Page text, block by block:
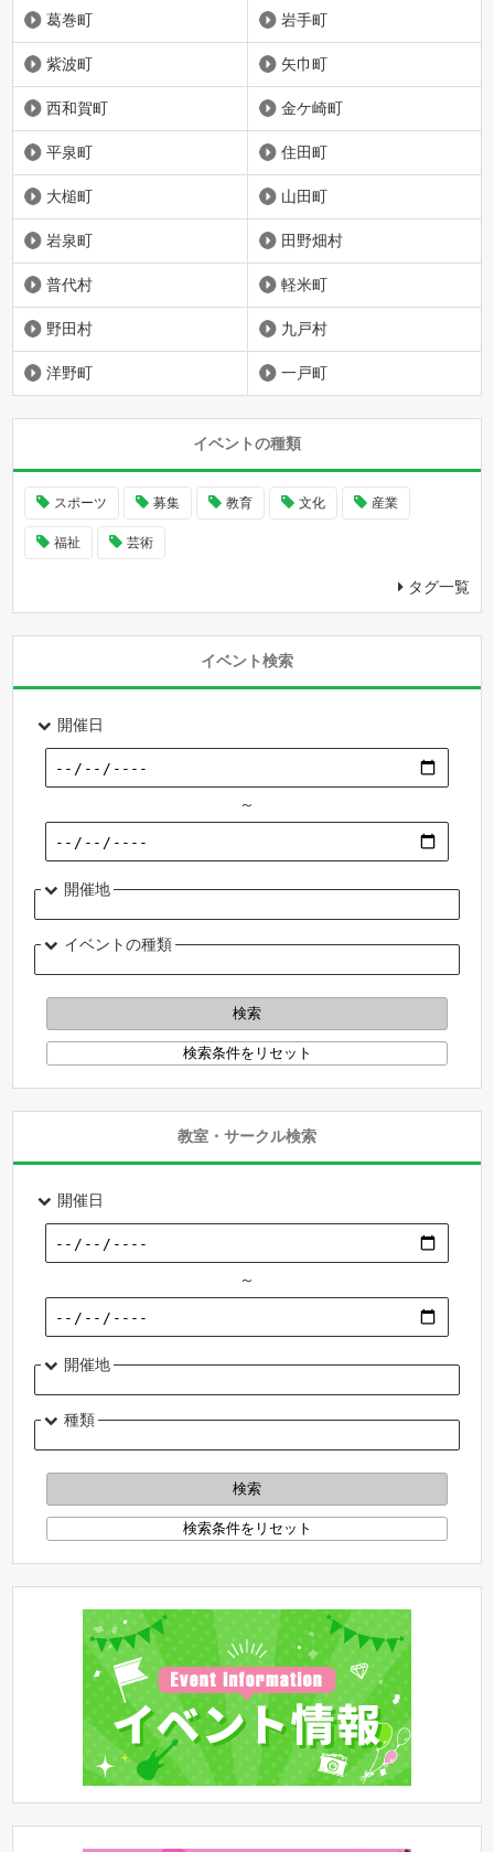
葛巻町 岩手町
紫波町 矢巾町
西和賀町 金ケ崎町
平泉町 住田町
大槌町 山田町
岩泉町 田野畑村
普代村 軽米町
野田村 九戸村
洋野町 一戸町
イベントの種類
スポーツ 募集 教育 文化 産業
福祉 芸術
タグ一覧
イベント検索
開催日
～
開催地
イベントの種類
教室・サークル検索
開催日
～
開催地
種類